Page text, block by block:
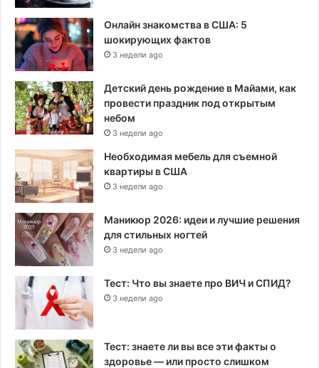
Онлайн знакомства в США: 5
шокирующих фактов
3 недели ago
Детский день рождение в Майами, как
провести праздник под открытым
небом
3 недели ago
Необходимая мебель для съемной
квартиры в США
3 недели ago
Маникюр 2026: идеи и лучшие решения
для стильных ногтей
3 недели ago
Тест: Что вы знаете про ВИЧ и СПИД?
3 недели ago
Тест: знаете ли вы все эти факты о
здоровье — или просто слишком